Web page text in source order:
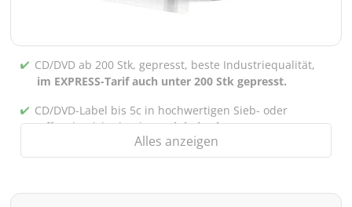
CD/DVD ab 200 Stk, gepresst, beste Industriequalität,
im EXPRESS-Tarif auch unter 200 Stk gepresst.
CD/DVD-Label bis 5c in hochwertigen Sieb- oder
Offsetdruck bedruckt,auch bei gebrannten CDs/DVDs
Alles anzeigen